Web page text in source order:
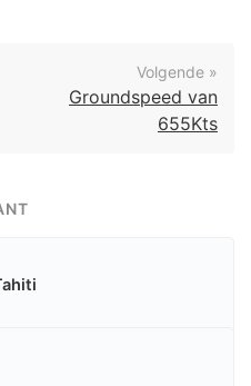
Volgende »
Groundspeed van
655Kts